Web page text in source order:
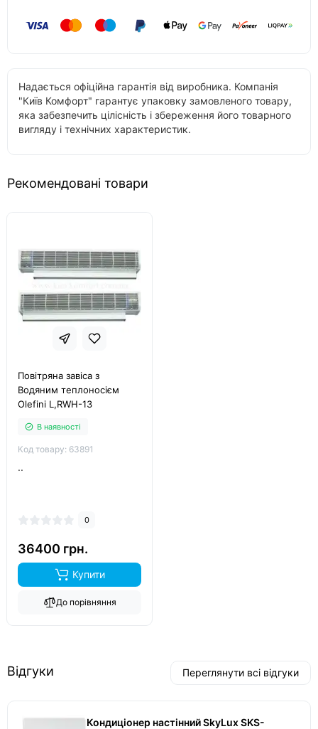
Надається офіційна гарантія від виробника. Компанія
"Київ Комфорт" гарантує упаковку замовленого товару,
яка забезпечить цілісність і збереження його товарного
вигляду і технічних характеристик.
Рекомендовані товари
Повітряна завіса з
Водяним теплоносієм
Olefini L,RWH-13
В наявності
Код товару: 63891
..
0
36400 грн.
Купити
До порівняння
Відгуки Переглянути всі відгуки
Кондиціонер настінний SkyLux SKS-